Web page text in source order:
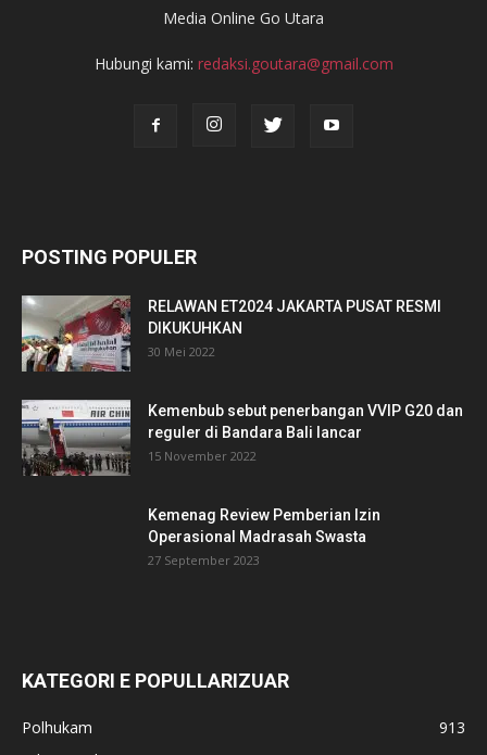
Media Online Go Utara
Hubungi kami: redaksi.goutara@gmail.com
POSTING POPULER
RELAWAN ET2024 JAKARTA PUSAT RESMI
DIKUKUHKAN
30 Mei 2022
Kemenbub sebut penerbangan VVIP G20 dan
reguler di Bandara Bali lancar
15 November 2022
Kemenag Review Pemberian Izin
Operasional Madrasah Swasta
27 September 2023
KATEGORI E POPULLARIZUAR
Polhukam
913